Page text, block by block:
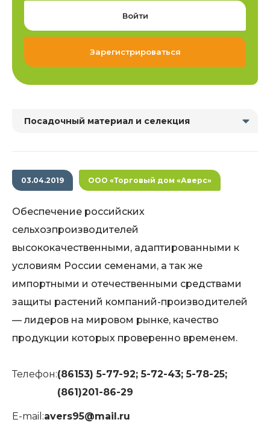
Войти
Зарегистрироваться
Посадочный материал и селекция
03.04.2019 ООО «Торговый дом «Аверс»
Обеспечение российских
сельхозпроизводителей
высококачественными, адаптированными к
условиям России семенами, а так же
импортными и отечественными средствами
защиты растений компаний-производителей
— лидеров на мировом рынке, качество
продукции которых проверенно временем.
Телефон:(86153) 5-77-92; 5-72-43; 5-78-25;
(861)201-86-29
E-mail:avers95@mail.ru